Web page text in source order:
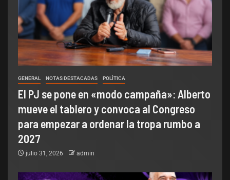
GENERAL NOTAS DESTACADAS POLÌTICA
El PJ se pone en «modo campaña»: Alberto
mueve el tablero y convoca al Congreso
para empezar a ordenar la tropa rumbo a
2027
julio 31, 2026 admin